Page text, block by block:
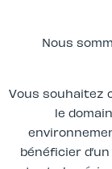
Nous
Vous souhaitez
le
bénéficier